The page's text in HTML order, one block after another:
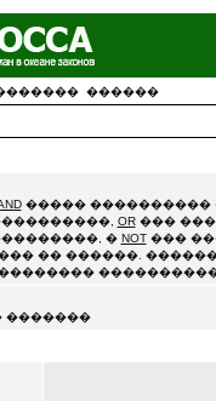
������
����� ����������
OR���
� NOT���
�� ������.
�������